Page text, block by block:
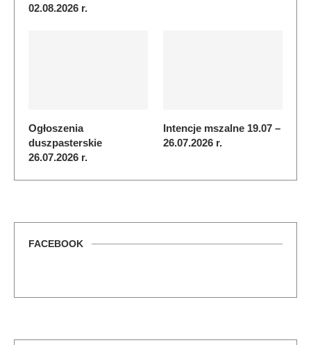
02.08.2026 r.
Ogłoszenia
duszpasterskie
26.07.2026 r.
Intencje mszalne 19.07 –
26.07.2026 r.
FACEBOOK